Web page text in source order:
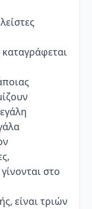
στο
είναι τριών